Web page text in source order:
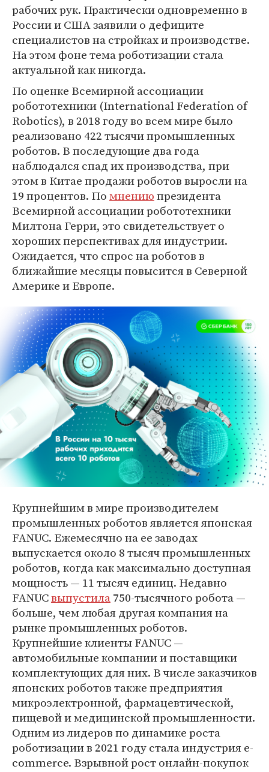
рабочих рук. Практически одновременно в
России и США заявили о дефиците
специалистов на стройках и производстве.
На этом фоне тема роботизации стала
актуальной как никогда.
По оценке Всемирной ассоциации
робототехники (International Federation of
Robotics), в 2018 году во всем мире было
реализовано 422 тысячи промышленных
роботов. В последующие два года
наблюдался спад их производства, при
этом в Китае продажи роботов выросли на
19 процентов. Помнениюпрезидента
Всемирной ассоциации робототехники
Милтона Герри, это свидетельствует о
хороших перспективах для индустрии.
Ожидается, что спрос на роботов в
ближайшие месяцы повысится в Северной
Америке и Европе.
Крупнейшим в мире производителем
промышленных роботов является японская
FANUC. Ежемесячно на ее заводах
выпускается около 8 тысяч промышленных
роботов, когда как максимально доступная
мощность — 11 тысяч единиц. Недавно
FANUCвыпустила750-тысячного робота —
больше, чем любая другая компания на
рынке промышленных роботов.
Крупнейшие клиенты FANUC —
автомобильные компании и поставщики
комплектующих для них. В числе заказчиков
японских роботов также предприятия
микроэлектронной, фармацевтической,
пищевой и медицинской промышленности.
Одним из лидеров по динамике роста
роботизации в 2021 году стала индустрия e-
commerce. Взрывной рост онлайн-покупок